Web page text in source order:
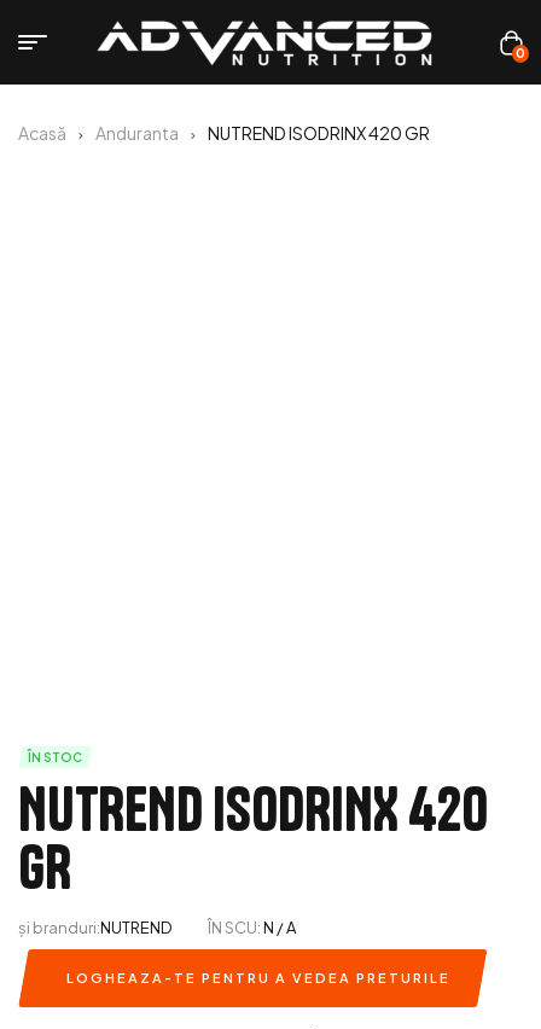
0
Acasă Anduranta NUTREND ISODRINX 420 GR
ÎN STOC
NUTREND ISODRINX 420
GR
și branduri:NUTREND ÎN SCU:N / A
LOGHEAZA-TE PENTRU A VEDEA PRETURILE